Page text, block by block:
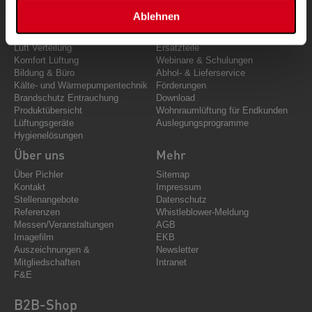
Ablehnen
Luft Führung
Luft Verteilung
Komfort Lüftung
Bildung & Büro
Kälte- und Wärmepumpentechnik
Brandschutz Entrauchung
Produktübersicht
Lüftungsgeräte
Hygienelösungen
Support
Kundendienst
Ersatzteile
Webinare & Schulungen
Abhol- & Lieferservice
Förderungen
Download
Wohnraumlüftung für Endkunden
Auslegungsprogramme
Über uns
Über Pichler
Kontakt
Stellenangebote
Referenzen
Messen/Veranstaltungen
Imagefilm
Auszeichnungen &
Mitgliedschaften
F&E
Mehr
Sitemap
Impressum
Datenschutz
Whistleblower-Meldung
AGB
EKB
Newsletter
Intranet
B2B-Shop